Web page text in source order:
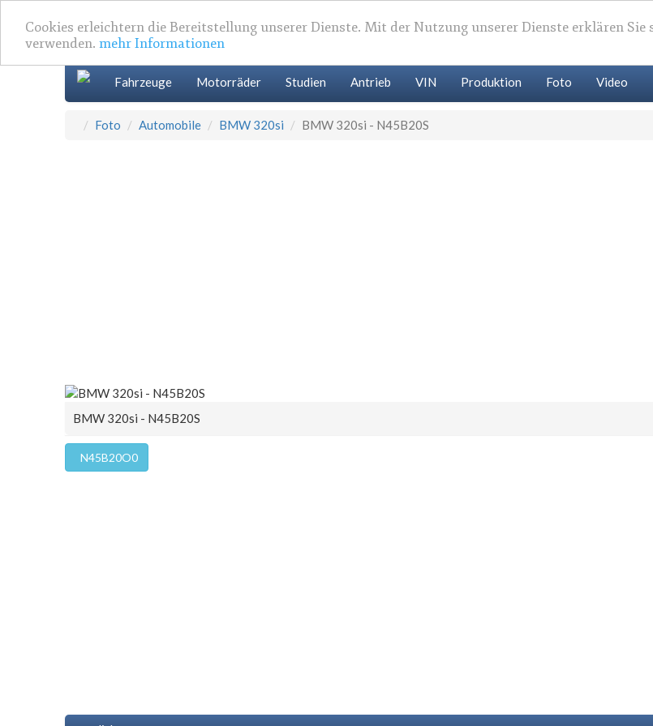
Cookies erleichtern die Bereitstellung unserer Dienste. Mit der Nutzung unserer Dienste erklären
verwenden. mehr Informationen
Fahrzeuge Motorräder Studien Antrieb VIN Produktion Foto Video
Foto Automobile BMW 320si BMW 320si - N45B20S
BMW 320si - N45B20S
N45B20O0